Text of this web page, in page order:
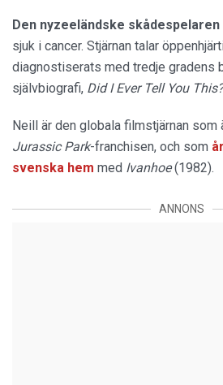
Den nyzeeländske skådespelaren
sjuk i cancer. Stjärnan talar
diagnostiserats med tredje gradens
självbiografi, Did I Ever Tell You This?
Neill är den globala filmstjärnan som
Jurassic Park-franchisen, och som
svenska hem med Ivanhoe(1982).
ANNONS